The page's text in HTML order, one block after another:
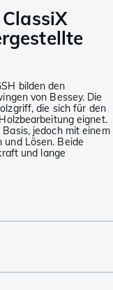
bilden den
von Bessey. Die
die sich für den
eignet.
jedoch mit einem
Lösen. Beide
und lange